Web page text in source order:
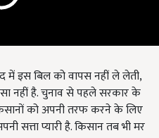
इस बिल को वापस नहीं ले लेती,
नहीं है. चुनाव से पहले सरकार के
को अपनी तरफ करने के लिए
सत्ता प्यारी है. किसान तब भी मर